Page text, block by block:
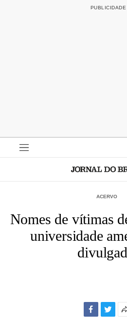
ACERVO
Nomes de vítimas
universidade